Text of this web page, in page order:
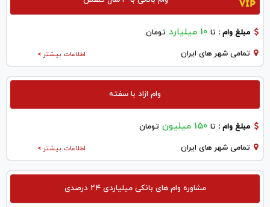
مبلغ وام : تا 10 میلیارد تومان
اطلاعات بیشتر > تمامی شهر های ایران
وام ازاد با سفته
مبلغ وام : تا 150 میلیون تومان
اطلاعات بیشتر > تمامی شهر های ایران
مشاوره وام های بانکی میلیاردی ۲۴ درصدی